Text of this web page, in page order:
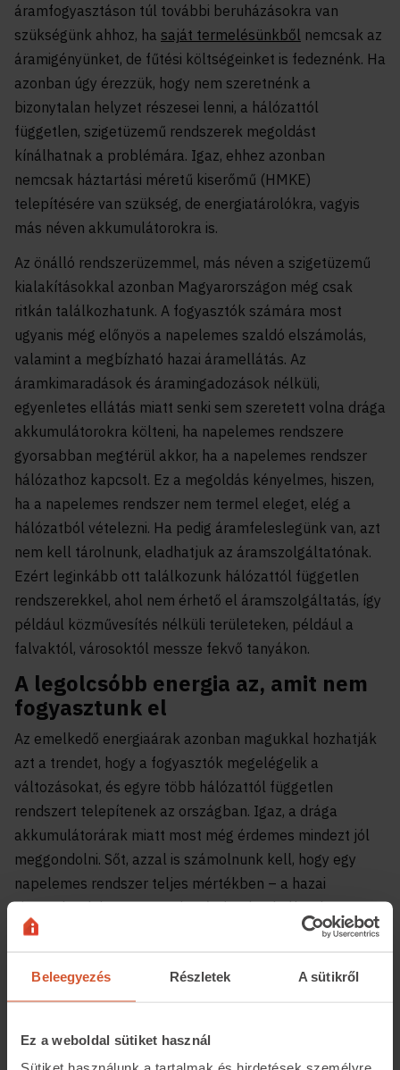
Beleegyezés Részletek A sütikről
Ez a weboldal sütiket használ
áramfogyasztáson túl további beruházásokra van
szükségünk ahhoz, ha saját termelésünkből nemcsak az
áramigényünket, de fűtési költségeinket is fedeznénk. Ha
azonban úgy érezzük, hogy nem szeretnénk a
bizonytalan helyzet részesei lenni, a hálózattól
független, szigetüzemű rendszerek megoldást
kínálhatnak a problémára. Igaz, ehhez azonban
nemcsak háztartási méretű kiserőmű (HMKE)
telepítésére van szükség, de energiatárolókra, vagyis
más néven akkumulátorokra is.
Az önálló rendszerüzemmel, más néven a szigetüzemű
kialakításokkal azonban Magyarországon még csak
ritkán találkozhatunk. A fogyasztók számára most
ugyanis még előnyös a napelemes szaldó elszámolás,
valamint a megbízható hazai áramellátás. Az
áramkimaradások és áramingadozások nélküli,
egyenletes ellátás miatt senki sem szeretett volna drága
akkumulátorokra költeni, ha napelemes rendszere
gyorsabban megtérül akkor, ha a napelemes rendszer
hálózathoz kapcsolt. Ez a megoldás kényelmes, hiszen,
ha a napelemes rendszer nem termel eleget, elég a
hálózatból vételezni. Ha pedig áramfeleslegünk van, azt
nem kell tárolnunk, eladhatjuk az áramszolgáltatónak.
Ezért leginkább ott találkozunk hálózattól független
rendszerekkel, ahol nem érhető el áramszolgáltatás, így
például közművesítés nélküli területeken, például a
falvaktól, városoktól messze fekvő tanyákon.
A legolcsóbb energia az, amit nem
fogyasztunk el
Az emelkedő energiaárak azonban magukkal hozhatják
azt a trendet, hogy a fogyasztók megelégelik a
változásokat, és egyre több hálózattól független
rendszert telepítenek az országban. Igaz, a drága
akkumulátorárak miatt most még érdemes mindezt jól
meggondolni. Sőt, azzal is számolnunk kell, hogy egy
napelemes rendszer teljes mértékben – a hazai
viszonylatok között – csak március és október között
tudja megtermelni a szükséges energiamennyiséget, a
köztes időszakot csak tudatos fogyasztással, a
fogyasztás visszaszorításával „vészelhetjük át”. Vagyis
az optimális rendszer működtetése lemondásokkal